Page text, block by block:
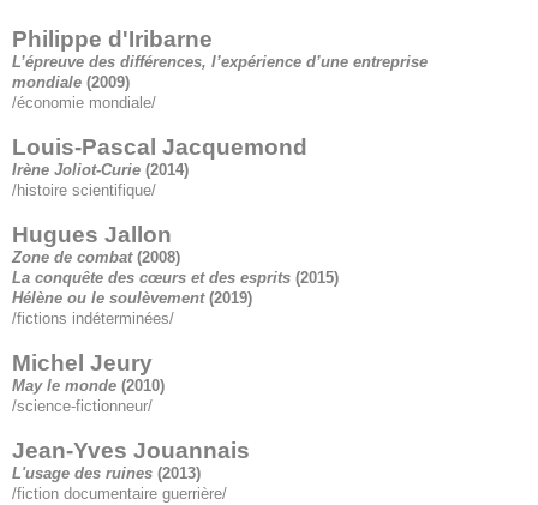
Philippe d'Iribarne
L’épreuve des différences, l’expérience d’une entreprise
mondiale (2009)
/économie mondiale/
Louis-Pascal Jacquemond
Irène Joliot-Curie (2014)
/histoire scientifique/
Hugues Jallon
Zone de combat(2008)
La conquête des cœurs et des esprits (2015)
Hélène ou le soulèvement (2019)
/fictions indéterminées/
Michel Jeury
May le monde (2010)
/science-fictionneur/
Jean-Yves Jouannais
L'usage des ruines (2013)
/fiction documentaire guerrière/